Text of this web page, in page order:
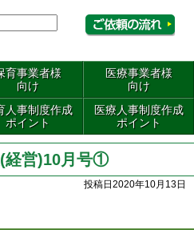
育事業者様
向け
医療事業者様
向け
人事制度作成
ポイント
医療人事制度作成
ポイント
経営)10月号①
投稿日2020年10月13日